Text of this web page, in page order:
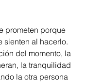
prometen porque
sienten al hacerlo.
del momento, la
la tranquilidad
la otra persona